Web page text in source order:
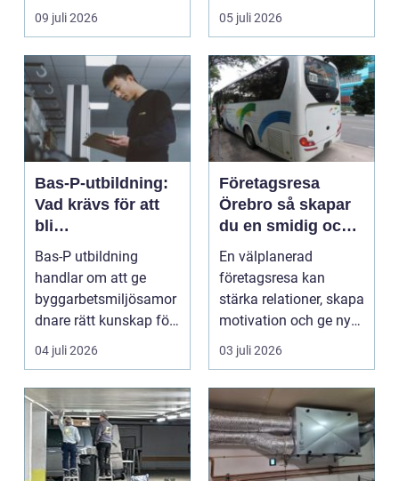
m...
09 juli 2026 05 juli 2026
Bas-P-utbildning:
Vad krävs för att
bli
byggarbetsmiljösa
mordnare?
Bas-P utbildning
handlar om att ge
byggarbetsmiljösamor
dnare rätt kunskap för
att pla...
04 juli 2026
Företagsresa
Örebro så skapar
du en smidig och
minnesvärd resa
för hela teamet
En välplanerad
företagsresa kan
stärka relationer, skapa
motivation och ge ny
energi till både chefe...
03 juli 2026